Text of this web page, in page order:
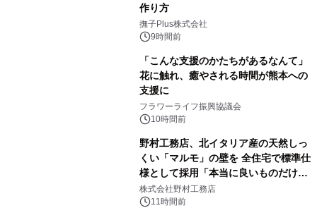
作り方
撫子Plus株式会社
9時間前
「こんな支援のかたちがあるなんて」
花に触れ、癒やされる時間が熊本への
支援に
フラワーライフ振興協議会
10時間前
野村工務店、北イタリア産の天然しっ
くい「マルモ」の壁を 全住宅で標準仕
様として採用「本当に良いものだけに
こだわる」
株式会社野村工務店
11時間前